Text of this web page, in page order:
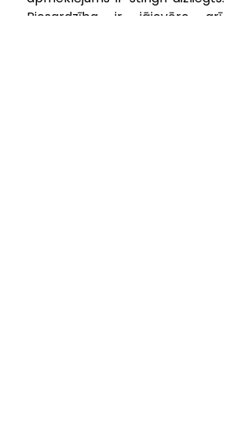
Piesardzība ir jāievēro arī,